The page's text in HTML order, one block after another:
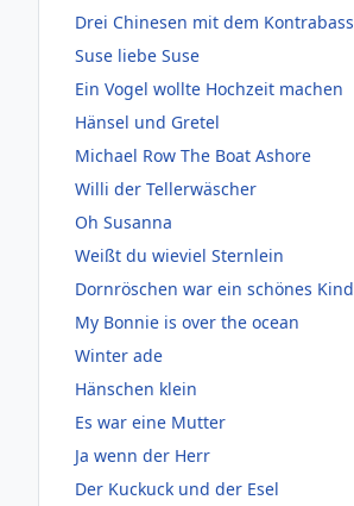
Drei Chinesen mit dem Kontrabass
Suse liebe Suse
Ein Vogel wollte Hochzeit machen
Hänsel und Gretel
Michael Row The Boat Ashore
Willi der Tellerwäscher
Oh Susanna
Weißt du wieviel Sternlein
Dornröschen war ein schönes Kind
My Bonnie is over the ocean
Winter ade
Hänschen klein
Es war eine Mutter
Ja wenn der Herr
Der Kuckuck und der Esel